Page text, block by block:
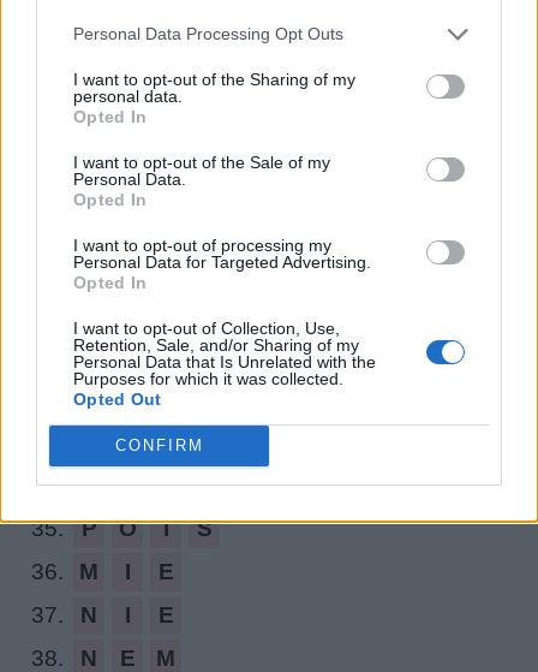
Personal Data Processing Opt Outs
I want to opt-out of the Sharing of my
personal data.
Opted In
I want to opt-out of the Sale of my
Personal Data.
Opted In
I want to opt-out of processing my
Personal Data for Targeted Advertising.
Opted In
I want to opt-out of Collection, Use,
Retention, Sale, and/or Sharing of my
Personal Data that Is Unrelated with the
Purposes for which it was collected.
Opted Out
CONFIRM
S O I
O M I
I O N
S
E P I
S
P E
I N
S
34. P O S
E
35. P O I
S
36.
M I
E
37.
N I
E
38.
N E
M